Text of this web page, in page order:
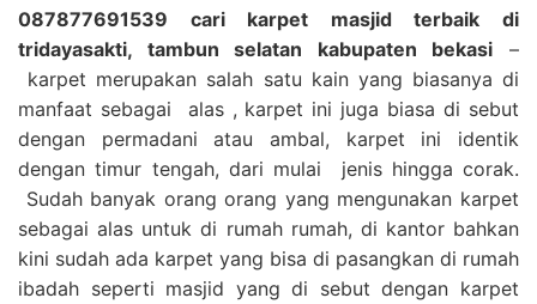
087877691539 cari karpet masjid terbaik di
tridayasakti, tambun selatan kabupaten bekasi –
karpet merupakan salah satu kain yang biasanya di
manfaat sebagai alas , karpet ini juga biasa di sebut
dengan permadani atau ambal, karpet ini identik
dengan timur tengah, dari mulai jenis hingga corak.
Sudah banyak orang orang yang mengunakan karpet
sebagai alas untuk di rumah rumah, di kantor bahkan
kini sudah ada karpet yang bisa di pasangkan di rumah
ibadah seperti masjid yang di sebut dengan karpet